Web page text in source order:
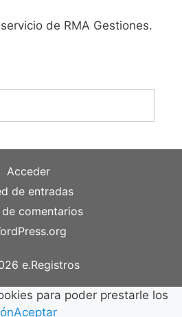
de RMA Gestiones.
Acceder
de entradas
de comentarios
e.Registros
para poder prestarle los
Aceptar